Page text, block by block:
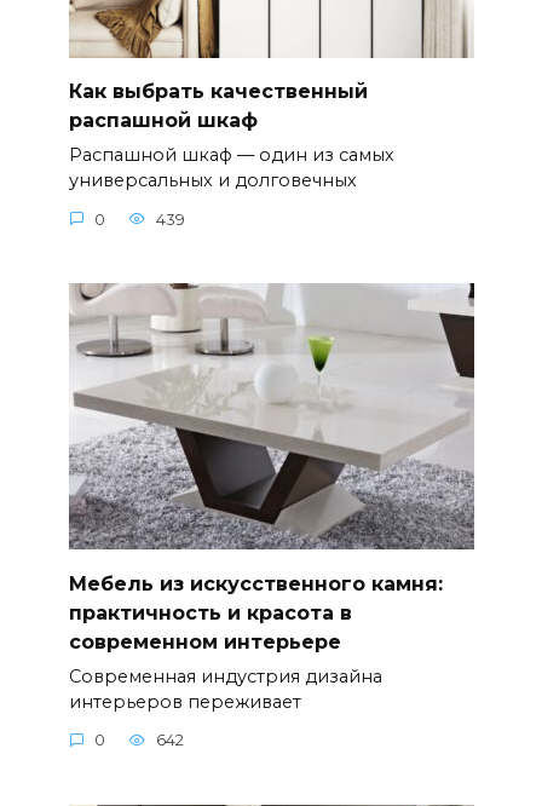
Как выбрать качественный
распашной шкаф
Распашной шкаф — один из самых
универсальных и долговечных
0 439
Мебель из искусственного камня:
практичность и красота в
современном интерьере
Современная индустрия дизайна
интерьеров переживает
0 642